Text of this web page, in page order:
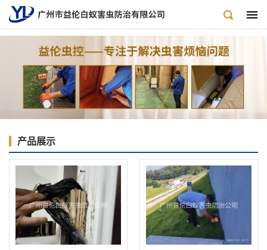
产品展示